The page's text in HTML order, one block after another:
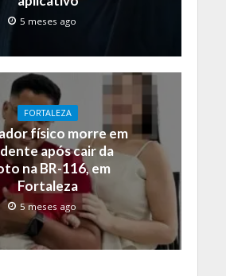
5 meses ago
FORTALEZA
físico morre em
após cair da
na BR-116, em
Fortaleza
5 meses ago